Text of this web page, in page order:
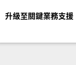
升級至關鍵業務支援